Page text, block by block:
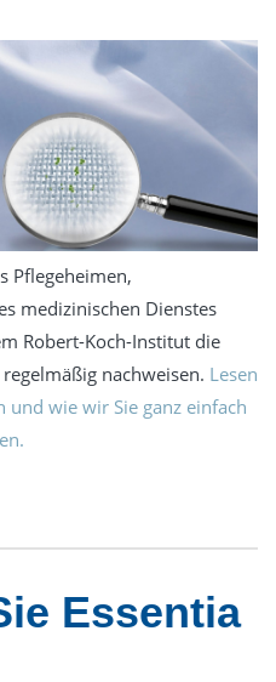
Pflegeheimen,
medizinischen Dienstes
Robert-Koch-Institut die
nachweisen. Lesen
und wie wir Sie ganz einfach
Essentia